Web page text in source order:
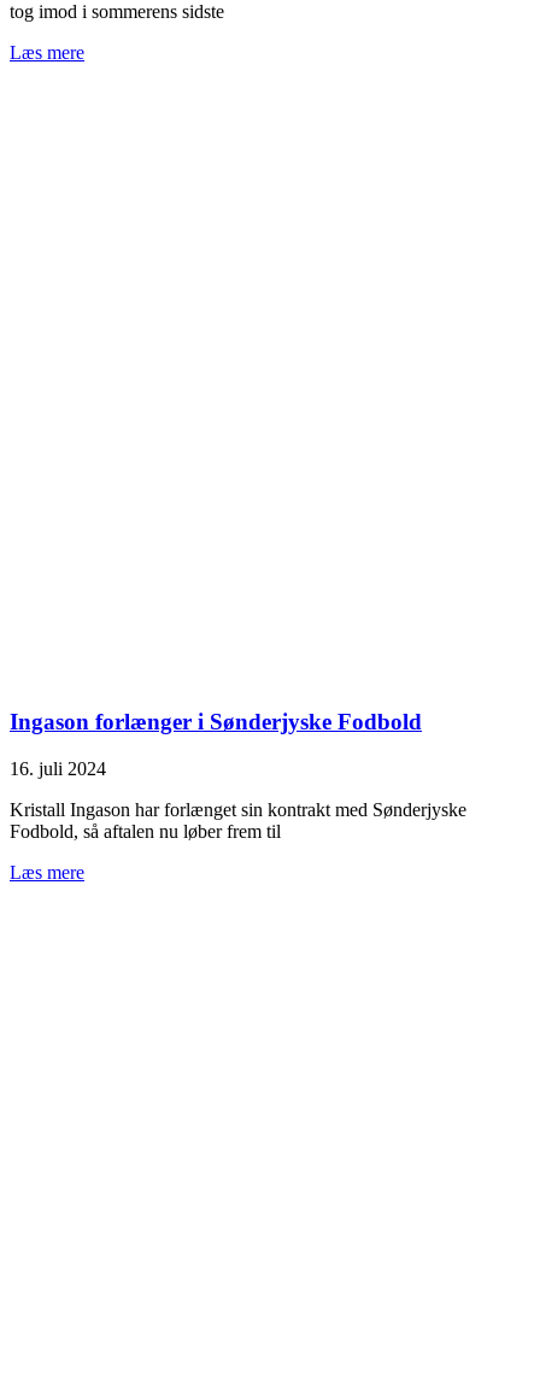
tog imod i sommerens sidste
Læs mere
Ingason forlænger i Sønderjyske Fodbold
16. juli 2024
Kristall Ingason har forlænget sin kontrakt med Sønderjyske
Fodbold, så aftalen nu løber frem til
Læs mere